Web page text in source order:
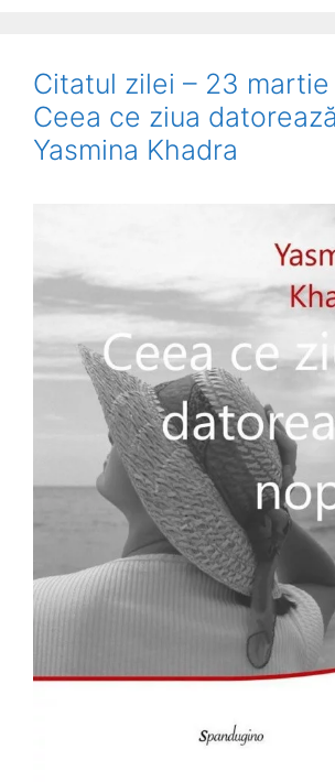
Citatul zilei – 23 martie
Ceea ce ziua
Yasmina Khadra